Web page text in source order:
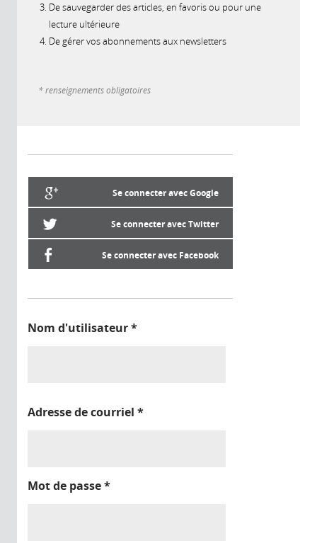
De sauvegarder des articles, en favoris ou pour une
lecture ultérieure
De gérer vos abonnements aux newsletters
* renseignements obligatoires
Se connecter avec Google
Se connecter avec Twitter
Se connecter avec Facebook
Nom d'utilisateur*
Adresse de courriel *
Mot de passe*